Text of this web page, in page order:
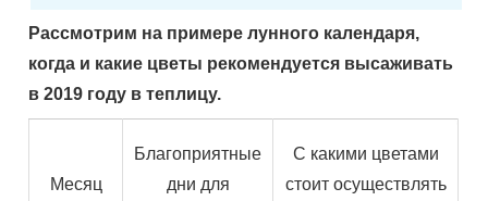
Рассмотрим на примере лунного календаря,
когда и какие цветы рекомендуется высаживать
в 2019 году в теплицу.
Месяц
Благоприятные
дни для
С какими цветами
стоит осуществлять